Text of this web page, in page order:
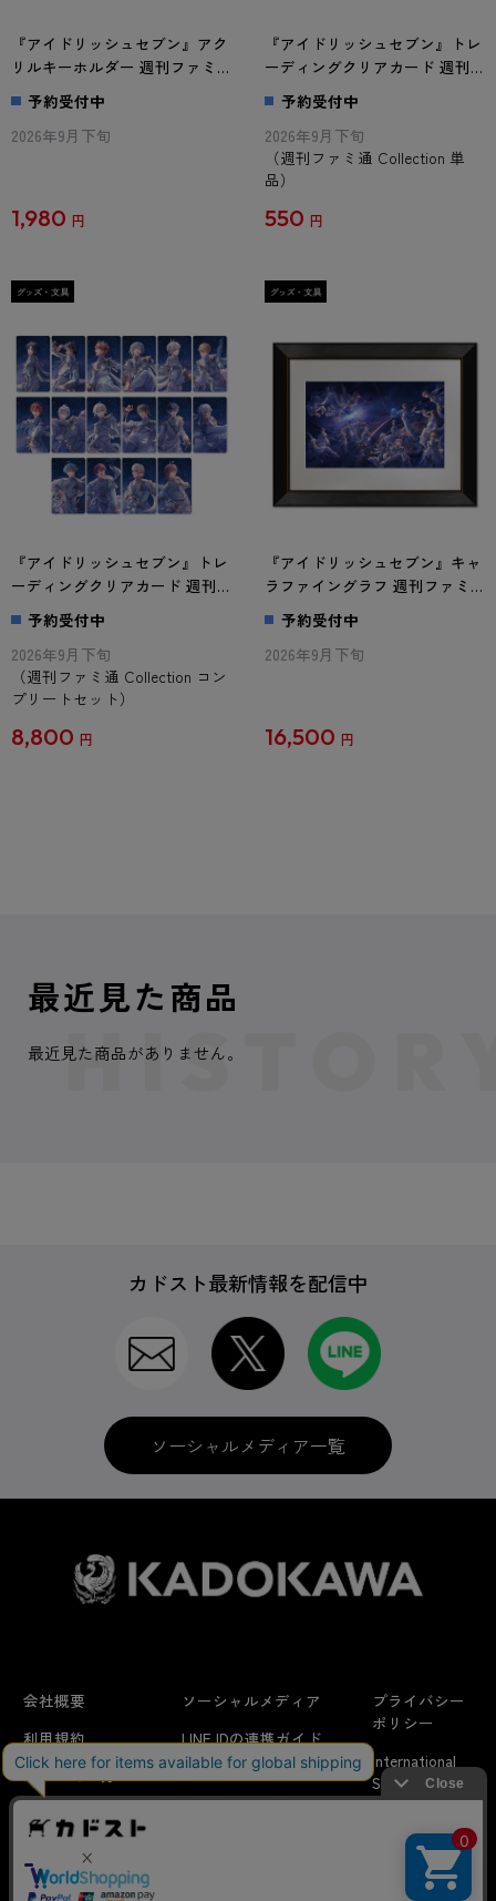
『アイドリッシュセブン』アク
リルキーホルダー 週刊ファミ
通 Collection
予約受付中
2026年9月下旬
1,980 円
『アイドリッシュセブン』トレ
ーディングクリアカード 週刊
ファミ通 Collection 単品
予約受付中
2026年9月下旬
（週刊ファミ通 Collection 単
品）
550 円
『アイドリッシュセブン』トレ
ーディングクリアカード 週刊
ファミ通 Collection コンプリー
トセット
予約受付中
2026年9月下旬
（週刊ファミ通 Collection コン
プリートセット）
8,800 円
『アイドリッシュセブン』キャ
ラファイングラフ 週刊ファミ
通 Collection
予約受付中
2026年9月下旬
16,500 円
最近見た商品
最近見た商品がありません。
カドスト最新情報を配信中
ソーシャルメディア一覧
会社概要
利用規約
はじめての方へ
ソーシャルメディア
LINE IDの連携ガイド
FAQ
プライバシー
ポリシー
International
Shipping
リクエスト
当サイトでは利用体験の向上およびコンテンツの最適な提供、ト
ラフィックの分析を目的としてCookieを使用しています。
サイトの閲覧を継続された場合、Cookieの利用に同意したことも
のといたします。